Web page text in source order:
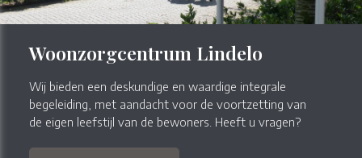
Woonzorgcentrum Lindelo
Wij bieden een deskundige en waardige integrale
begeleiding, met aandacht voor de voortzetting van
de eigen leefstijl van de bewoners. Heeft u vragen?